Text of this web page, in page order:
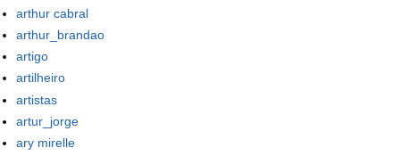
arthur cabral
arthur_brandao
artigo
artilheiro
artistas
artur_jorge
ary mirelle